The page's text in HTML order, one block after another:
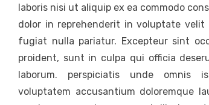
laboris nisi ut aliquip ex ea commodo
dolor in reprehenderit in voluptate velit
fugiat nulla pariatur. Excepteur sint
proident, sunt in culpa qui officia
laborum. perspiciatis unde omnis
voluptatem accusantium doloremque